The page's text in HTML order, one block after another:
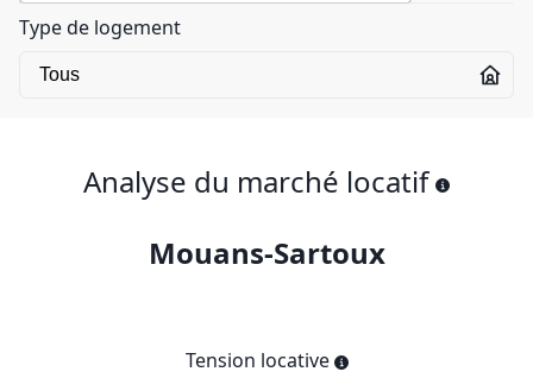
Type de logement
Analyse du marché locatif
Mouans-Sartoux
Tension locative